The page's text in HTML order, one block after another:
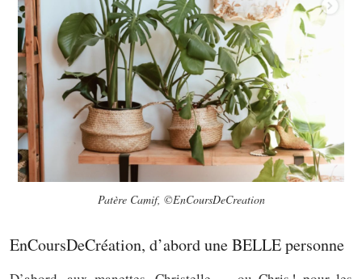
Patère Camif, ©EnCoursDeCreation
EnCoursDeCréation, d’abord une BELLE personne